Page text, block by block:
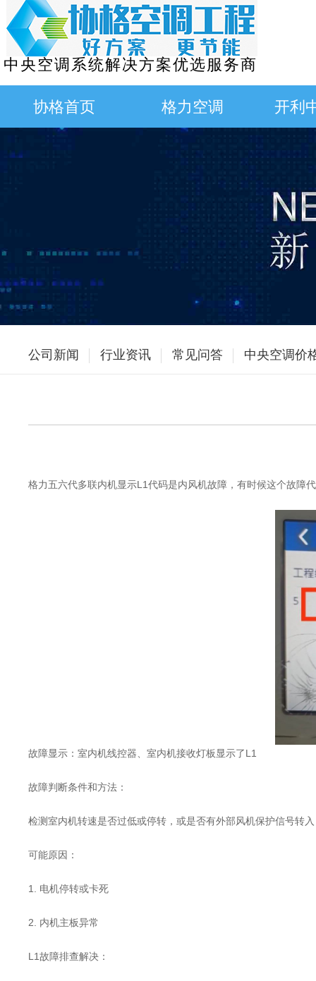
中央空调系统解决方案优选服务商
协格首页 格力空调 开利
公司新闻 行业资讯 常见问答 中央空调价
格力五六代多联内机显示L1代码是内风机故障，有时候这个故障
故障显示：室内机线控器、室内机接收灯板显示了L1
故障判断条件和方法：
检测室内机转速是否过低或停转，或是否有外部风机保护信号转
可能原因：
1. 电机停转或卡死
2. 内机主板异常
L1故障排查解决：